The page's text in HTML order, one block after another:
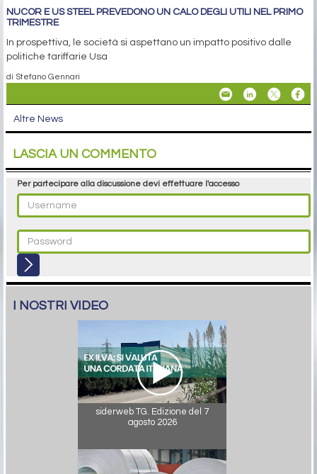
NUCOR E US STEEL PREVEDONO UN CALO DEGLI UTILI NEL PRIMO
TRIMESTRE
In prospettiva, le società si aspettano un impatto positivo dalle
politiche tariffarie Usa
di Stefano Gennari
Altre News
LASCIA UN COMMENTO
Per partecipare alla discussione devi effettuare l'accesso
I NOSTRI VIDEO
siderweb TG. Edizione del 7
agosto 2026